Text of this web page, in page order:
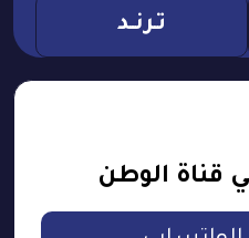
تـرنــد
قناة الوطن